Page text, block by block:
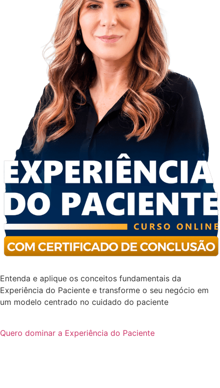
Entenda e aplique os conceitos fundamentais da
Experiência do Paciente e transforme o seu negócio em
um modelo centrado no cuidado do paciente
Quero dominar a Experiência do Paciente